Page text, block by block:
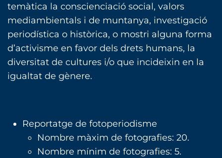
temàtica la conscienciació social, valors
mediambientals i de muntanya, investigació
periodística o històrica, o mostri alguna forma
d’activisme en favor dels drets humans, la
diversitat de cultures i/o que incideixin en la
igualtat de gènere.
Reportatge de fotoperiodisme
Nombre màxim de fotografies: 20.
Nombre mínim de fotografies: 5.